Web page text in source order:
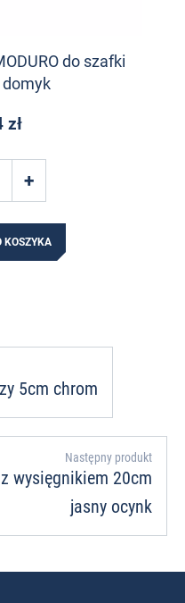
do szafki
zł
KOSZYKA
5cm chrom
Następny produkt
wysięgnikiem 20cm
jasny ocynk